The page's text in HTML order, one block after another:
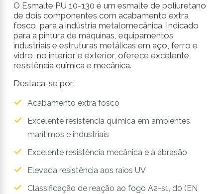
O Esmalte PU 10-130 é um esmalte de poliuretano
de dois componentes com acabamento extra
fosco, para a indústria metalomecânica. Indicado
para a pintura de máquinas, equipamentos
industriais e estruturas metálicas em aço, ferro e
vidro, no interior e exterior, oferece excelente
resistência química e mecânica.
Destaca-se por:
Acabamento extra fosco
Excelente resistência química em ambientes
marítimos e industriais
Excelente resistência mecânica e à abrasão
Elevada resistência aos raios UV
Classificação de reação ao fogo A2-s1, d0 (EN